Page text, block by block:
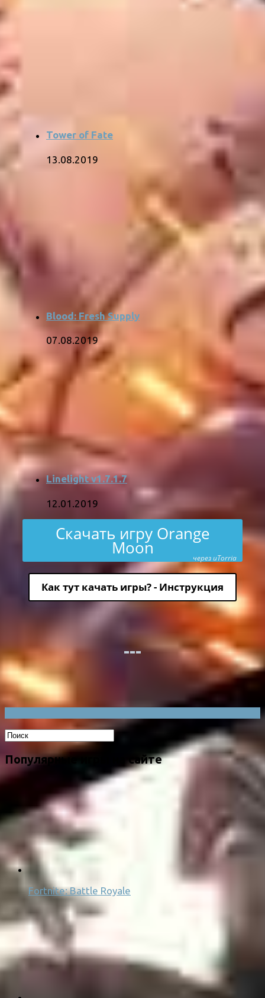
Tower of Fate
13.08.2019
Blood: Fresh Supply
07.08.2019
Linelight v1.7.1.7
12.01.2019
Скачать игру Orange
Moon через uTorria
Как тут качать игры? - Инструкция
Популярные игры на сайте
Fortnite: Battle Royale